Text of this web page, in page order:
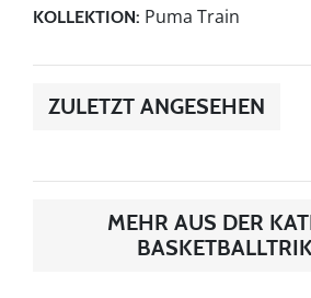
KOLLEKTION: Puma Train
ZULETZT ANGESEHEN
MEHR AUS DER